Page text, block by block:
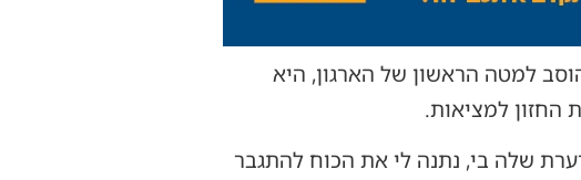
למטה הראשון של הארגון, היא
החזון למציאות.
שלה בי, נתנה לי את הכוח להתגבר